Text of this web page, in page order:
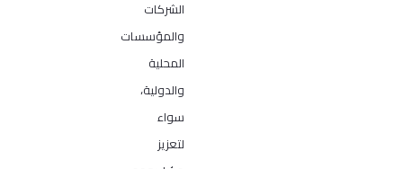
الشركات
والمؤسسات
المحلية
والدولية،
سواء
لتعزيز